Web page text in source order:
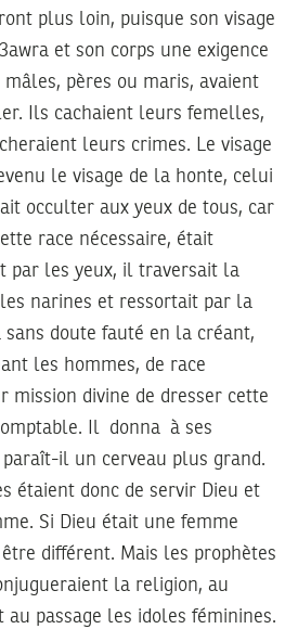
plus loin, puisque son visage
et son corps une exigence
pères ou maris, avaient
Ils cachaient leurs femelles,
leurs crimes. Le visage
le visage de la honte, celui
occulter aux yeux de tous, car
race nécessaire, était
par les yeux, il traversait la
narines et ressortait par la
doute fauté en la créant,
les hommes, de race
mission divine de dresser cette
Il donna à ses
il un cerveau plus grand.
étaient donc de servir Dieu et
Si Dieu était une femme
différent. Mais les prophètes
la religion, au
passage les idoles féminines.